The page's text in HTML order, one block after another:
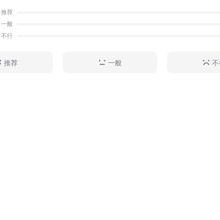
推荐
一般
不行
推荐 一般